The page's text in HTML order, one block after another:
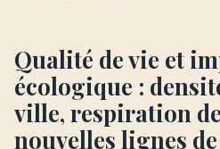
Qualité de vie et
écologique :
ville, respiration
nouvelles lignes